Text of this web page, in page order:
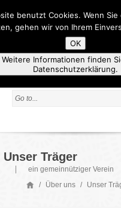
Unser Träger
ein gemeinnütziger Verein
/
Über uns / Unser
benutzt Cookies. Wenn
gehen wir von Ihrem
OK
Weitere Informationen finden
Datenschutzerklärung.